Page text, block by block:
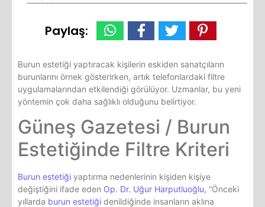
Paylaş:
Burun estetiği yaptıracak kişilerin eskiden sanatçıların
burunlarını örnek gösterirken, artık telefonlardaki filtre
uygulamalarından etkilendiği görülüyor. Uzmanlar, bu yeni
yöntemin çok daha sağlıklı olduğunu belirtiyor.
Güneş Gazetesi / Burun
Estetiğinde Filtre Kriteri
Burun estetiği yaptırma nedenlerinin kişiden kişiye
değiştiğini ifade eden Op. Dr. Uğur Harputluoğlu, “Önceki
yıllarda burun estetiği denildiğinde insanların aklına